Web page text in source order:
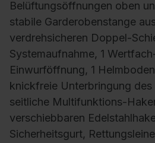
Belüftungsöffnungen oben
stabile Garderobenstange
verdrehsicheren Doppel-
Systemaufnahme, 1
Einwurföffnung, 1
knickfreie Unterbringung des
seitliche Multifunktions-
verschiebbaren
Sicherheitsgurt,